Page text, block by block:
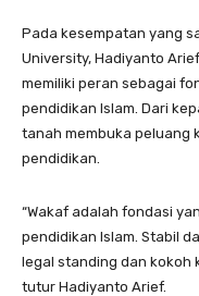
Pada kesempatan yang
University, Hadiyanto
memiliki peran sebagai
pendidikan Islam. Dari
tanah membuka peluang
pendidikan.
“Wakaf adalah fondasi
pendidikan Islam. Stabil
legal standing dan kokoh
tutur Hadiyanto Arief.